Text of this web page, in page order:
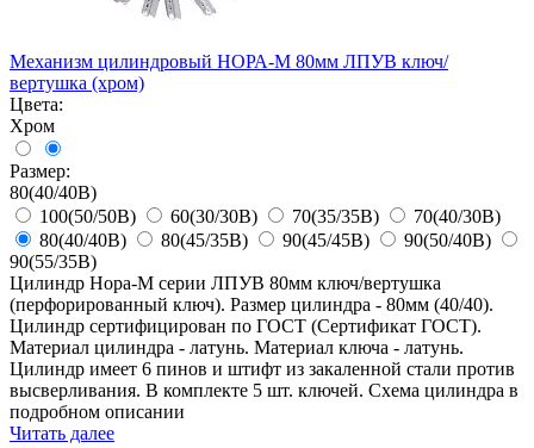
Механизм цилиндровый НОРА-М 80мм ЛПУВ ключ/
вертушка (хром)
Цвета:
Хром
Размер:
80(40/40В)
100(50/50В)
60(30/30В) 70(35/35В)
70(40/30В)
80(40/40В)
80(45/35В) 90(45/45В)
90(50/40В)
90(55/35В)
Цилиндр Нора-М серии ЛПУВ 80мм ключ/вертушка
(перфорированный ключ). Размер цилиндра - 80мм (40/40).
Цилиндр сертифицирован по ГОСТ (Сертификат ГОСТ).
Материал цилиндра - латунь. Материал ключа - латунь.
Цилиндр имеет 6 пинов и штифт из закаленной стали против
высверливания. В комплекте 5 шт. ключей. Схема цилиндра в
подробном описании
Читать далее